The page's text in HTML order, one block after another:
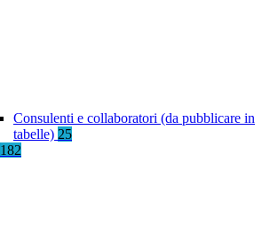
Consulenti e collaboratori (da pubblicare in
tabelle) 25
182